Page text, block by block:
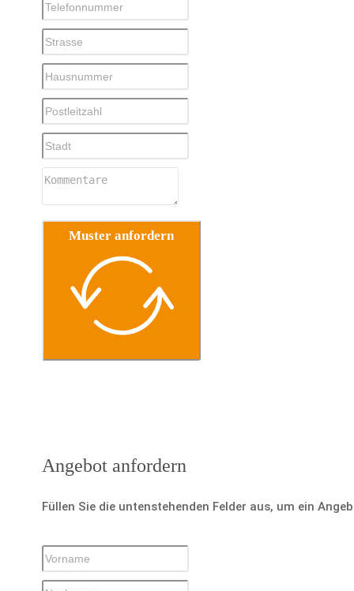
Muster anfordern
Angebot anfordern
Füllen Sie die untenstehenden Felder aus, um ein